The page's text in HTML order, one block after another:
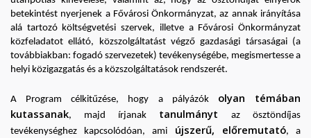
betekintést nyerjenek a Fővárosi Önkormányzat, az annak irányítása
alá tartozó költségvetési szervek, illetve a Fővárosi Önkormányzat
közfeladatot ellátó, közszolgáltatást végző gazdasági társaságai (a
továbbiakban: fogadó szervezetek) tevékenységébe, megismertesse a
helyi közigazgatás és a közszolgáltatások rendszerét.
A Program célkitűzése, hogy a pályázók olyan témában
kutassanak, majd írjanak tanulmányt
az ösztöndíjas
tevékenységhez kapcsolódóan, ami újszerű, előremutató, a